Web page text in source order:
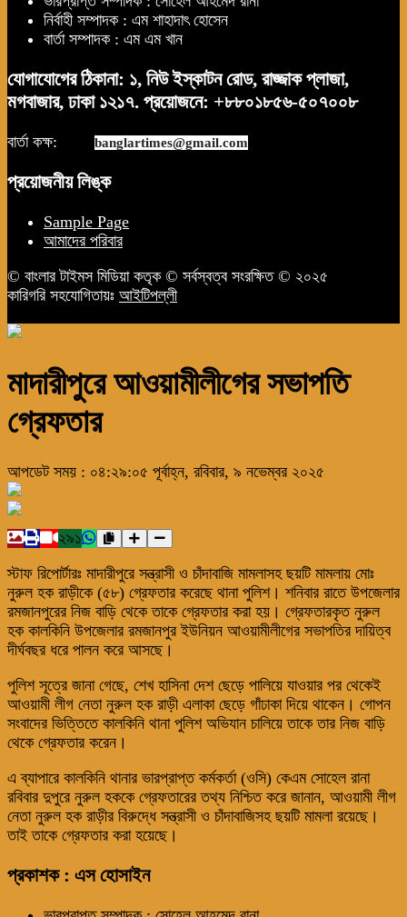
নির্বাহী সম্পাদক : এম শাহাদাৎ হোসেন
বার্তা সম্পাদক : এম এম খান
যোগাযোগের ঠিকানা: ১, নিউ ইস্কাটন রোড, রাজ্জাক প্লাজা,
মগবাজার, ঢাকা ১২১৭. প্রয়োজনে: +৮৮০১৮৫৬-৫০৭০০৮
বার্তা কক্ষ: banglartimes@gmail.com
প্রয়োজনীয় লিঙ্ক
Sample Page
আমাদের পরিবার
© বাংলার টাইমস মিডিয়া কতৃক © সর্বস্বত্ব সংরক্ষিত © ২০২৫
কারিগরি সহযোগিতায়ঃ আইটিপল্লী
মাদারীপুরে আওয়ামীলীগের সভাপতি
গ্রেফতার
আপডেট সময় : ০৪:২৯:০৫ পূর্বাহ্ন, রবিবার, ৯ নভেম্বর ২০২৫
২৯১
স্টাফ রিপোর্টারঃ মাদারীপুরে সন্ত্রাসী ও চাঁদাবাজি মামলাসহ ছয়টি মামলায় মোঃ
নুরুল হক রাড়ীকে (৫৮) গ্রেফতার করেছে থানা পুলিশ। শনিবার রাতে উপজেলার
রমজানপুরের নিজ বাড়ি থেকে তাকে গ্রেফতার করা হয়। গ্রেফতারকৃত নুরুল
হক কালকিনি উপজেলার রমজানপুর ইউনিয়ন আওয়ামীলীগের সভাপতির দায়িত্ব
দীর্ঘবছর ধরে পালন করে আসছে।
পুলিশ সূত্রে জানা গেছে, শেখ হাসিনা দেশ ছেড়ে পালিয়ে যাওয়ার পর থেকেই
আওয়ামী লীগ নেতা নুরুল হক রাড়ী এলাকা ছেড়ে গাঁঢাকা দিয়ে থাকেন। গোপন
সংবাদের ভিত্তিতে কালকিনি থানা পুলিশ অভিযান চালিয়ে তাকে তার নিজ বাড়ি
থেকে গ্রেফতার করেন।
এ ব্যাপারে কালকিনি থানার ভারপ্রাপ্ত কর্মকর্তা (ওসি) কেএম সোহেল রানা
রবিবার দুপুরে নুরুল হককে গ্রেফতারের তথ্য নিশ্চিত করে জানান, আওয়ামী লীগ
নেতা নুরুল হক রাড়ীর বিরুদ্ধে সন্ত্রাসী ও চাঁদাবাজিসহ ছয়টি মামলা রয়েছে।
তাই তাকে গ্রেফতার করা হয়েছে।
প্রকাশক : এস হোসাইন